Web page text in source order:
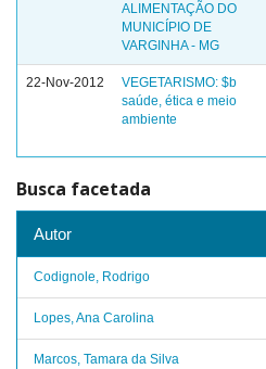
ALIMENTAÇÃO DO
MUNICÍPIO DE
VARGINHA - MG
22-Nov-2012
VEGETARISMO: $b
saúde, ética e meio
ambiente
Busca facetada
Autor
Codignole, Rodrigo
Lopes, Ana Carolina
Marcos, Tamara da Silva